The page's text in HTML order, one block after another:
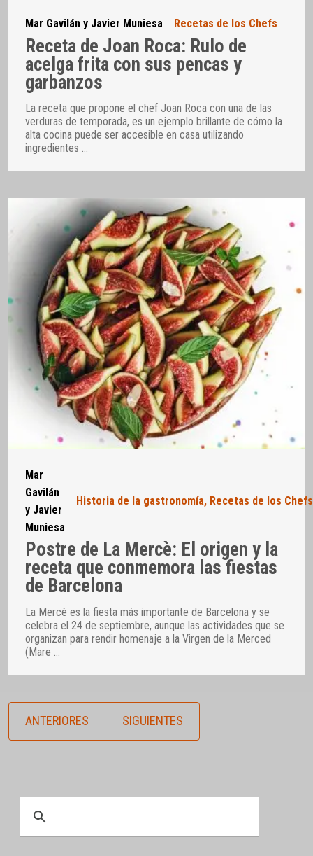
Mar Gavilán y Javier Muniesa Recetas de los Chefs
Receta de Joan Roca: Rulo de
acelga frita con sus pencas y
garbanzos
La receta que propone el chef Joan Roca con una de las
verduras de temporada, es un ejemplo brillante de cómo la
alta cocina puede ser accesible en casa utilizando
ingredientes …
Mar
Gavilán
y Javier
Muniesa
Historia de la gastronomía, Recetas de los Chefs
Postre de La Mercè: El origen y la
receta que conmemora las fiestas
de Barcelona
La Mercè es la fiesta más importante de Barcelona y se
celebra el 24 de septiembre, aunque las actividades que se
organizan para rendir homenaje a la Virgen de la Merced
(Mare
ANTERIORES SIGUIENTES